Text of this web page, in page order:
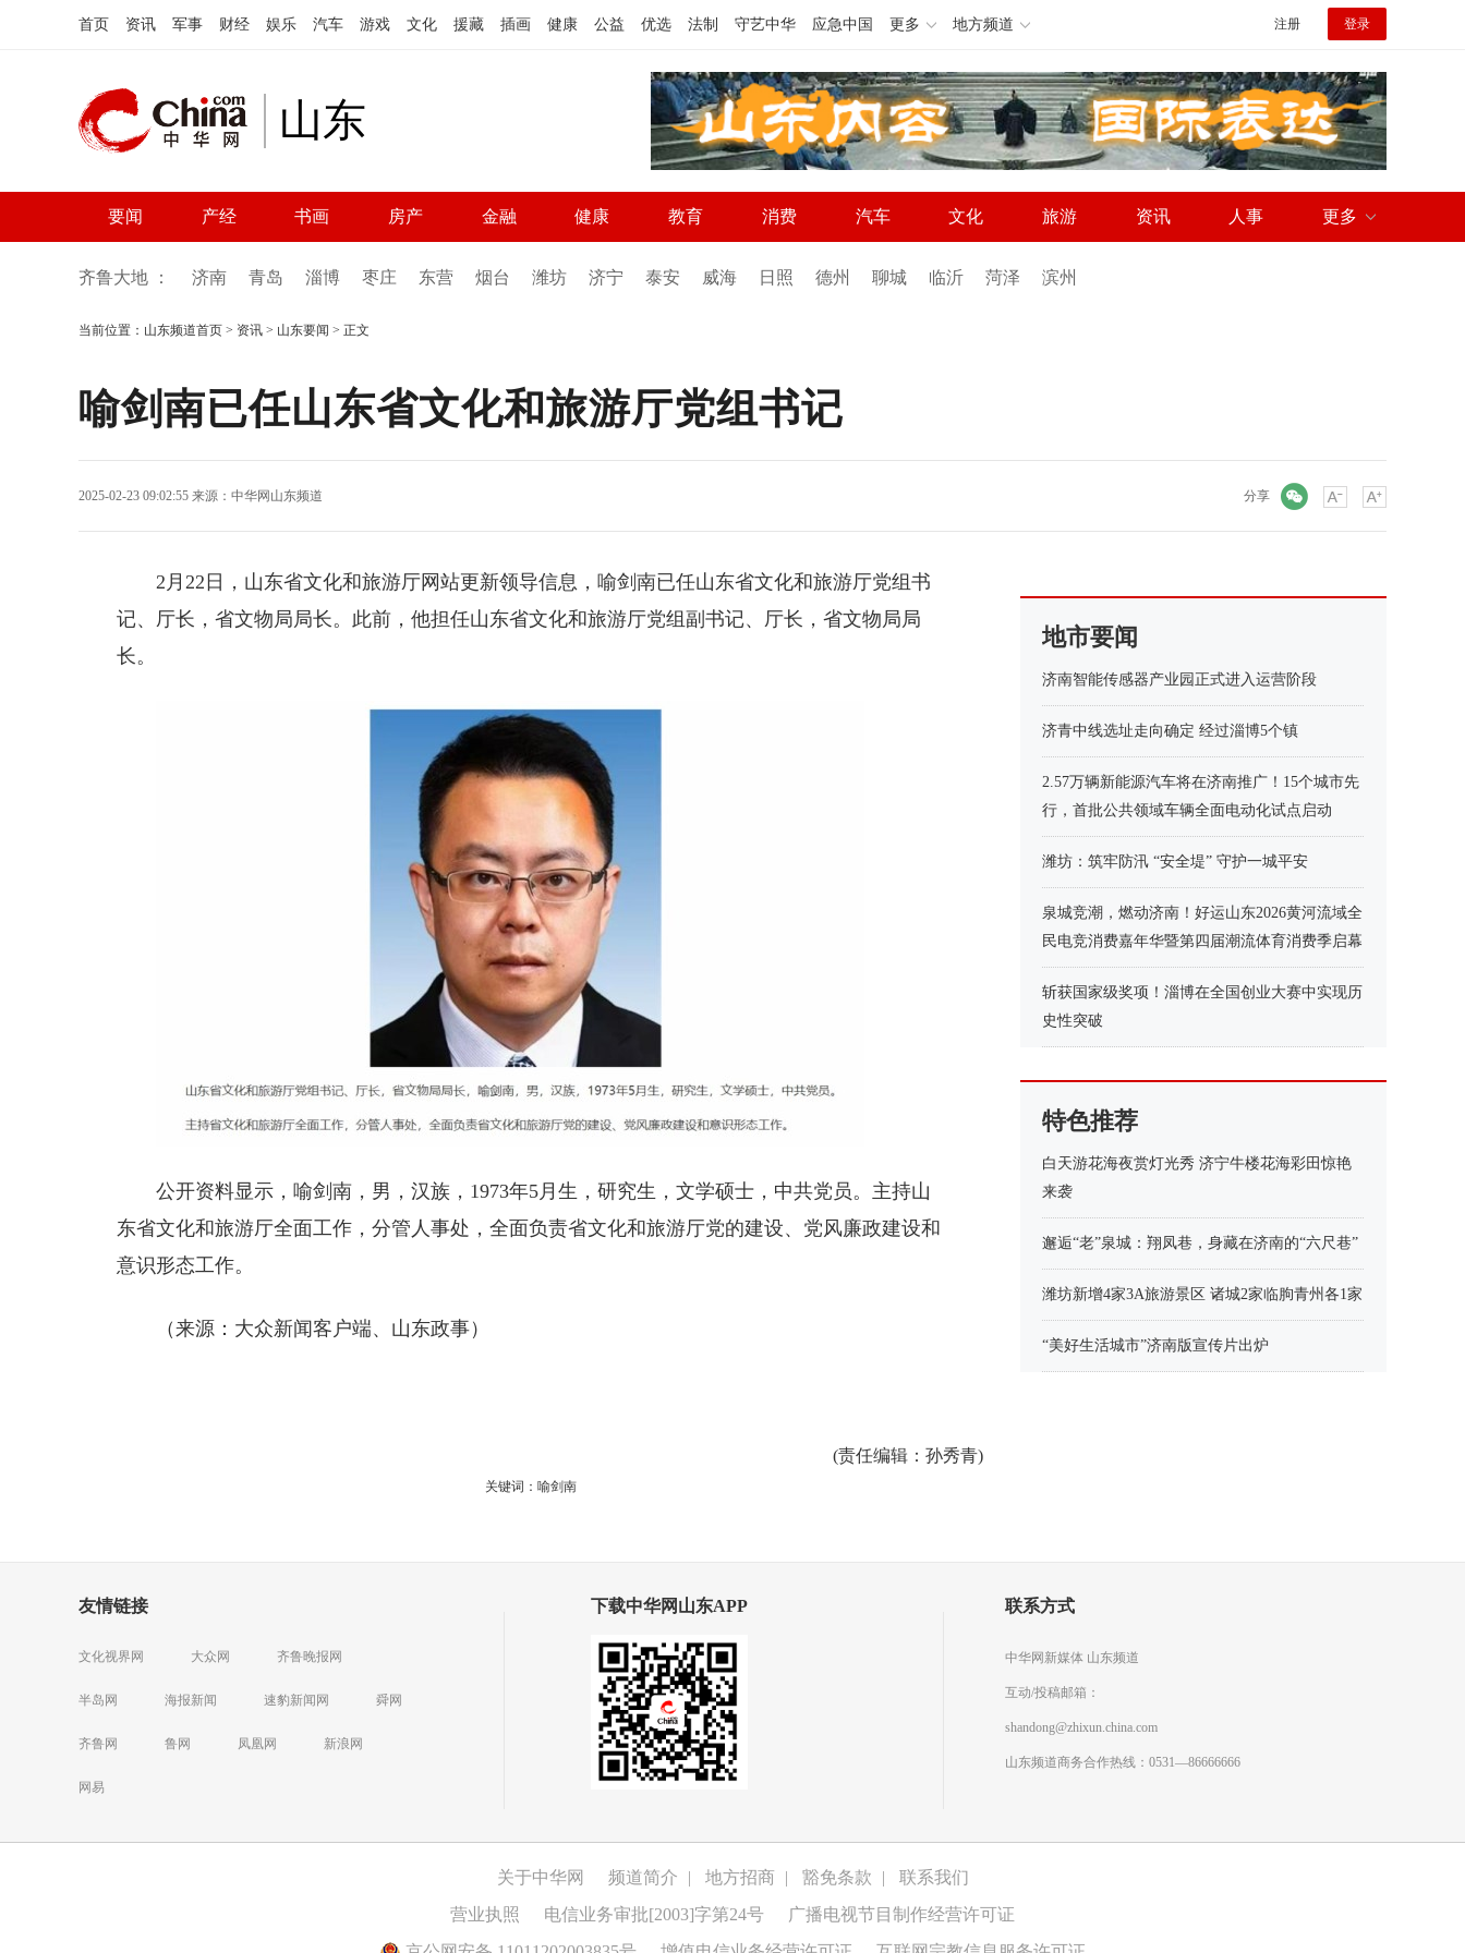
首页 资讯 军事 财经 娱乐 汽车 游戏 文化 援藏 插画 健康 公益 优选 法制 守艺中华 应急中国 更多 地方频道 注册 登录
山东
要闻 产经 书画 房产 金融 健康 教育 消费 汽车 文化 旅游 资讯 人事 更多
齐鲁大地 ： 济南 青岛 淄博 枣庄 东营 烟台 潍坊 济宁 泰安 威海 日照 德州 聊城 临沂 菏泽 滨州
当前位置： 山东频道首页 > 资讯 > 山东要闻 > 正文
喻剑南已任山东省文化和旅游厅党组书记
2025-02-23 09:02:55 来源： 中华网山东频道 分享
2月22日，山东省文化和旅游厅网站更新领导信息， 喻剑南已任山东省文化和旅游厅党组书
记、厅长，省文物局局长。此前，他担任山东省文化和旅游厅党组副书记、厅长，省文物局局
长。
公开资料显示，喻剑南，男，汉族，1973年5月生，研究生，文学硕士，中共党员。主持山
东省文化和旅游厅全面工作，分管人事处，全面负责省文化和旅游厅党的建设、党风廉政建设和
意识形态工作。
（来源：大众新闻客户端、山东政事）
(责任编辑 ：孙秀青)
关键词：喻剑南
地市要闻
济南智能传感器产业园正式进入运营阶段
济青中线选址走向确定 经过淄博5个镇
2.57万辆新能源汽车将在济南推广！15个城市先
行，首批公共领域车辆全面电动化试点启动
潍坊：筑牢防汛 “安全堤” 守护一城平安
泉城竞潮，燃动济南！好运山东2026黄河流域全
民电竞消费嘉年华暨第四届潮流体育消费季启幕
斩获国家级奖项！淄博在全国创业大赛中实现历
史性突破
特色推荐
白天游花海夜赏灯光秀 济宁牛楼花海彩田惊艳
来袭
邂逅“老”泉城：翔凤巷，身藏在济南的“六尺巷”
潍坊新增4家3A旅游景区 诸城2家临朐青州各1家
“美好生活城市”济南版宣传片出炉
友情链接
文化视界网 大众网 齐鲁晚报网
半岛网 海报新闻 速豹新闻网 舜网
齐鲁网 鲁网 凤凰网 新浪网
网易
下载中华网山东APP 联系方式
中华网新媒体 山东频道
互动/投稿邮箱：
shandong@zhixun.china.com
山东频道商务合作热线：0531—86666666
关于中华网 频道简介 | 地方招商 | 豁免条款 |
联系我们
营业执照
电信业务审批[2003]字第24号
广播电视节目制作经营许可证